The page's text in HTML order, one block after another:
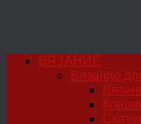
ВЯЗАНИЕ
Вязание